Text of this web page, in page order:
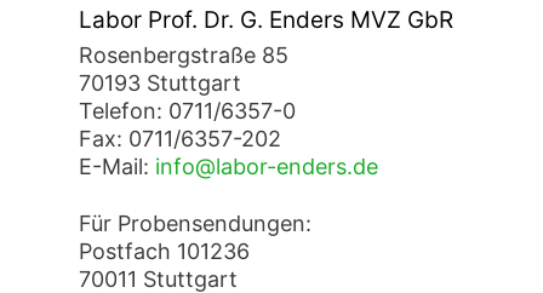
Labor Prof. Dr. G. Enders MVZ GbR
Rosenbergstraße 85
70193 Stuttgart
Telefon: 0711/6357-0
Fax: 0711/6357-202
E-Mail: info@labor-enders.de
Für Probensendungen:
Postfach 101236
70011 Stuttgart